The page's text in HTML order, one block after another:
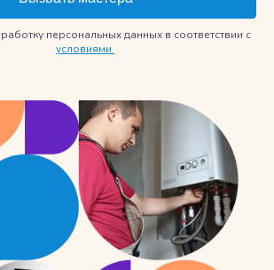
персональных данных в соответствии с
условиями.